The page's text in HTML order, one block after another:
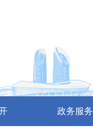
政务服务